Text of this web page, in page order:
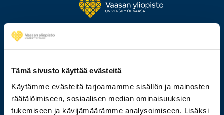
Tämä sivusto käyttää evästeitä
Käytämme evästeitä tarjoamamme sisällön ja mainosten
räätälöimiseen, sosiaalisen median ominaisuuksien
tukemiseen ja kävijämäärämme analysoimiseen. Lisäksi
029 449 8000